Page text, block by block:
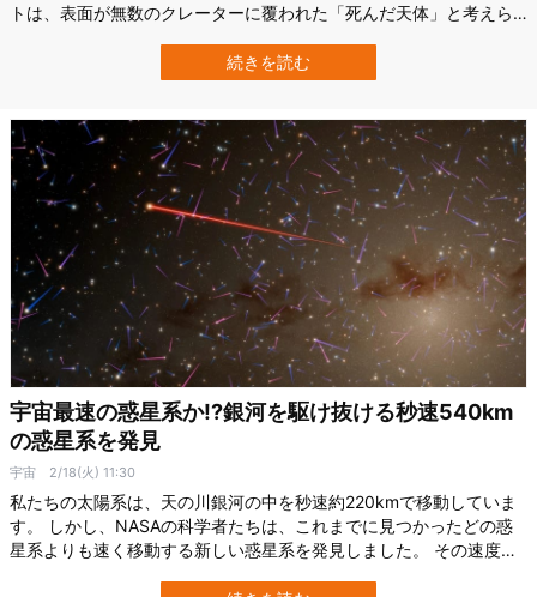
トは、表面が無数のクレーターに覆われた「死んだ天体」と考えら
究で、カリストの内部には広大な海が存在する可能性が高いことが
新たに判明したのです。 一見すると死んだように見えるカリストに
続きを読む
宇宙最速の惑星系か!?銀河を駆け抜ける秒速540km
の惑星系を発見
宇宙 2/18(火) 11:30
私たちの太陽系は、天の川銀河の中を秒速約220kmで移動していま
す。 しかし、NASAの科学者たちは、これまでに見つかったどの惑
星系よりも速く移動する新しい惑星系を発見しました。 その速度は